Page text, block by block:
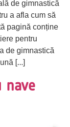
de gimnastică
a afla cum să
pagină conține
pentru
de gimnastică
[...]
nave